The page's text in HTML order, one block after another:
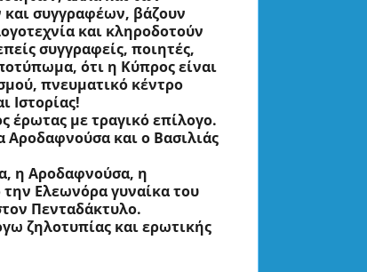
συγγραφέων, βάζουν
και κληροδοτούν
συγγραφείς, ποιητές,
ότι η Κύπρος είναι
πνευματικό κέντρο
και Ιστορίας!
επίλογο.
και ο Βασιλιάς
η Αροδαφνούσα, η
Ελεωνόρα γυναίκα του
Πενταδάκτυλο.
ζηλοτυπίας και ερωτικής